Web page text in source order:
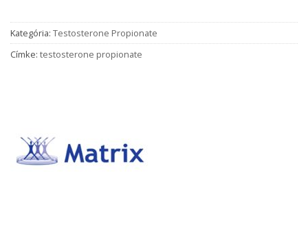
Kategória: Testosterone Propionate
Címke: testosterone propionate